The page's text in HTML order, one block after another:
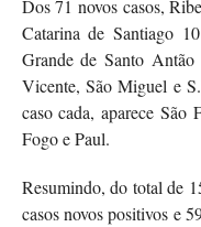
Dos 71 novos casos,
Catarina de Santiago
Grande de Santo
Vicente, São Miguel e
caso cada, aparece
Fogo e Paul.
Resumindo, do total de
casos novos positivos e